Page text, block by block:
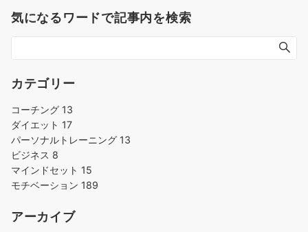
ー
シ
気になるワードで記事内を検索
カテゴリー
コーチング 13
ダイエット 17
パーソナルトレーニング 13
ビジネス 8
マインドセット 15
モチベーション 189
アーカイブ